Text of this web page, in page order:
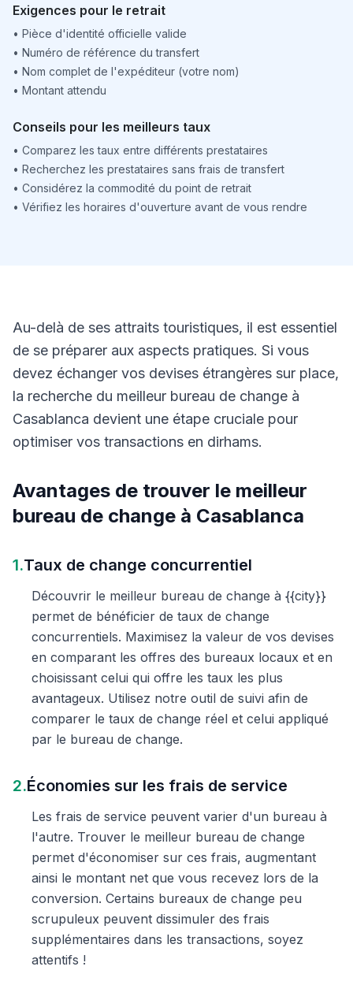
Exigences pour le retrait
• Pièce d'identité officielle valide
• Numéro de référence du transfert
• Nom complet de l'expéditeur (votre nom)
• Montant attendu
Conseils pour les meilleurs taux
• Comparez les taux entre différents prestataires
• Recherchez les prestataires sans frais de transfert
• Considérez la commodité du point de retrait
• Vérifiez les horaires d'ouverture avant de vous rendre
Au-delà de ses attraits touristiques, il est essentiel
de se préparer aux aspects pratiques. Si vous
devez échanger vos devises étrangères sur place,
la recherche du meilleur bureau de change à
Casablanca devient une étape cruciale pour
optimiser vos transactions en dirhams.
Avantages de trouver le meilleur
bureau de change à Casablanca
1.Taux de change concurrentiel
Découvrir le meilleur bureau de change à {{city}}
permet de bénéficier de taux de change
concurrentiels. Maximisez la valeur de vos devises
en comparant les offres des bureaux locaux et en
choisissant celui qui offre les taux les plus
avantageux. Utilisez notre outil de suivi afin de
comparer le taux de change réel et celui appliqué
par le bureau de change.
2.Économies sur les frais de service
Les frais de service peuvent varier d'un bureau à
l'autre. Trouver le meilleur bureau de change
permet d'économiser sur ces frais, augmentant
ainsi le montant net que vous recevez lors de la
conversion. Certains bureaux de change peu
scrupuleux peuvent dissimuler des frais
supplémentaires dans les transactions, soyez
attentifs !